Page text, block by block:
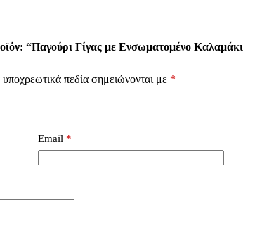
“Παγούρι Γίγας με Ενσωματομένο Καλαμάκι
πεδία σημειώνονται με *
Email*